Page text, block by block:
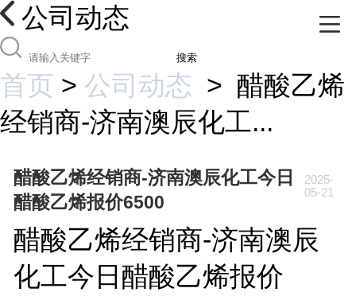
公司动态
搜索
首页 > 公司动态 > 醋酸乙烯
经销商-济南澳辰化工...
醋酸乙烯经销商-济南澳辰化工今日
醋酸乙烯报价6500
2025-
05-21
醋酸乙烯经销商-济南澳辰
化工今日醋酸乙烯报价